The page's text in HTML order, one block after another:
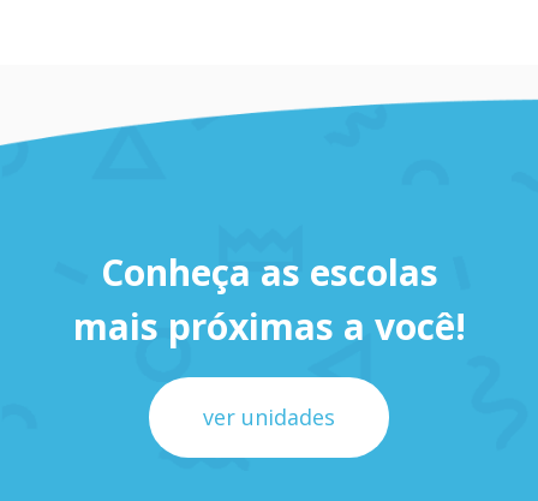
Conheça as escolas
mais próximas a você!
ver unidades